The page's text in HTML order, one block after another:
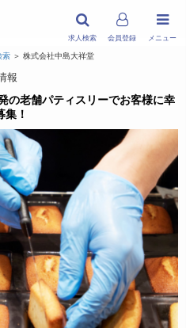
メニュー
求人検索 会員登録
索 ＞ 株式会社中島大祥堂
報
の老舗パティスリーでお客様に幸
！